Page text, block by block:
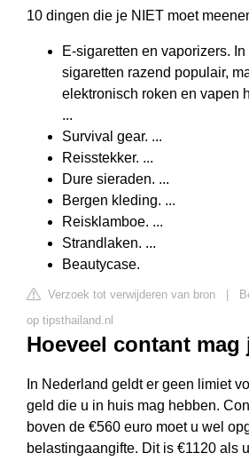
10 dingen die je NIET moet
E-sigaretten en vaporizers.
sigaretten razend populair,
elektronisch roken en vapen
...
Survival gear. ...
Reisstekker. ...
Dure sieraden. ...
Bergen kleding. ...
Reisklamboe. ...
Strandlaken. ...
Beautycase.
Verzoek tot verwijderen van bron
op tipsthailand.nl
Hoeveel contant mag
In Nederland geldt er geen limiet
geld die u in huis mag hebben.
boven de €560 euro moet u wel
belastingaangifte. Dit is €1120 als